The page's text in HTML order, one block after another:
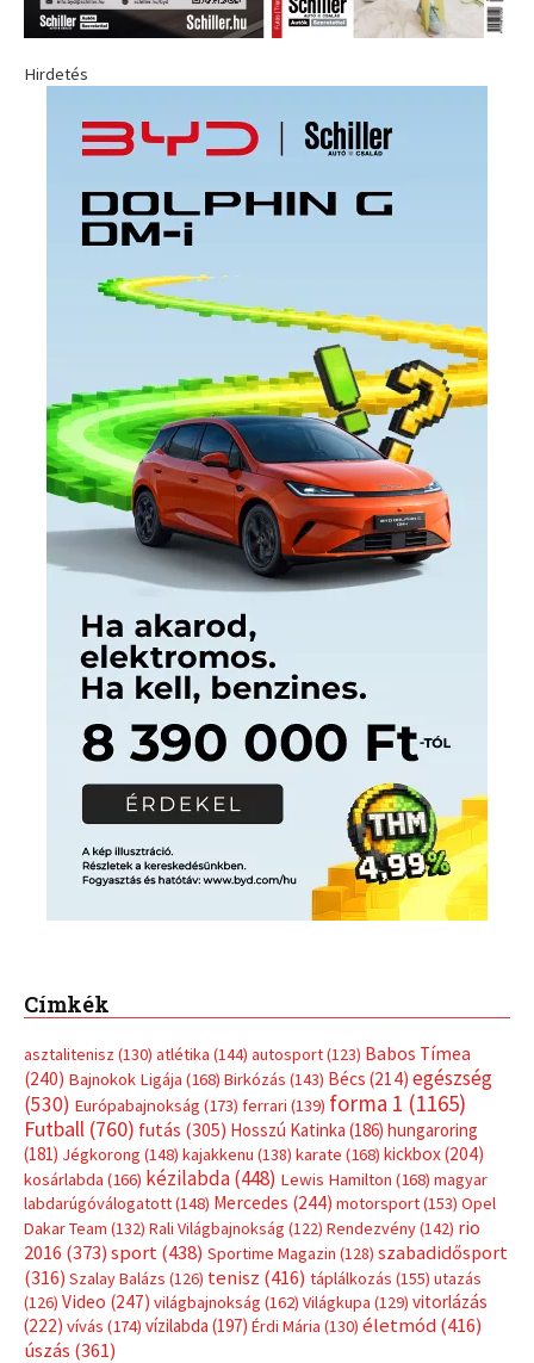
Hirdetés
Címkék
asztalitenisz (130) atlétika (144) autosport(123) Babos Tímea
(240) Bajnokok Ligája (168) Birkózás (143) Bécs (214) egészség
(530) Európabajnokság (173) ferrari (139) forma 1 (1165)
Futball (760) futás (305) Hosszú Katinka (186) hungaroring
(181) Jégkorong (148) kajakkenu (138) karate (168) kickbox(204)
kosárlabda (166) kézilabda(448) Lewis Hamilton (168) magyar
labdarúgóválogatott(148) Mercedes (244) motorsport(153) Opel
Dakar Team (132) Rali Világbajnokság (122) Rendezvény(142) rio
2016 (373) sport(438) Sportime Magazin (128) szabadidősport
(316) Szalay Balázs (126) tenisz (416) táplálkozás (155) utazás
(126) Video (247) világbajnokság (162) Világkupa (129) vitorlázás
(222) vívás (174) vízilabda (197) Érdi Mária (130) életmód(416)
úszás (361)